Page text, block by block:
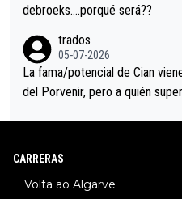
debroeks….porqué será??
trados
05-07-2026
La fama/potencial de Cian
del Porvenir, pero a quién
8.Lenny Martinez (Bahrein), 9.
CARRERAS
Volta ao Algarve